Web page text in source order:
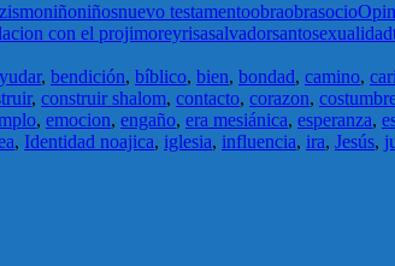
niñoniñosnuevo testamentoobraobrasocio
con el projimoreyrisasalvadorsantosexualidad
, bendición, bíblico, bien, bondad, camino,
, construir shalom, contacto, corazon,
, emocion, engaño, era mesiánica, esperanza,
, Identidad noajica, iglesia, influencia, ira, Jesús,